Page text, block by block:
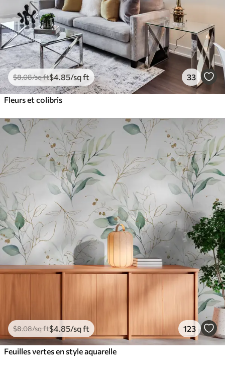
$8.08/sq ft$4 .85/sq ft 33
Fleurs et colibris
$8.08/sq ft$4 .85/sq ft 123
Feuilles vertes en style aquarelle